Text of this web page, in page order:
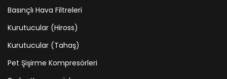
Basınçlı Hava Filtreleri
Kurutucular (Hiross)
Kurutucular (Tahaş)
Pet Şişirme Kompresörleri